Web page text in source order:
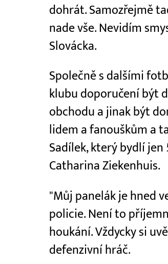
dohrát. Samozřejmě
nade vše. Nevidím
Slovácka.
Společně s dalšími
klubu doporučení být
obchodu a jinak být
lidem a fanouškům a
Sadílek, který bydlí
Catharina Ziekenhuis.
"Můj panelák je hned
policie. Není to
houkání. Vždycky si
defenzivní hráč.